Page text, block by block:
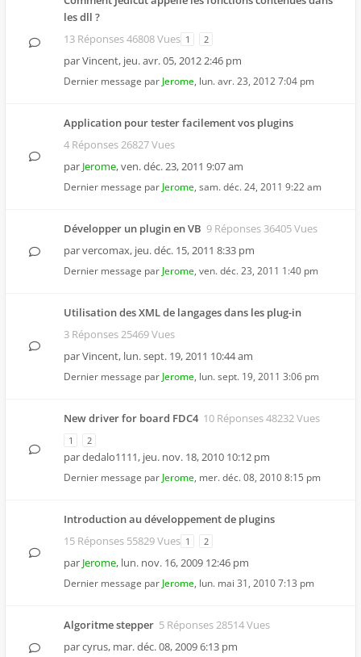
les dll ?
13 Réponses 46808 Vues 1 2
parVincent, jeu. avr. 05, 2012 2:46 pm
Dernier message par Jerome, lun. avr. 23, 2012 7:04 pm
Application pour tester facilement vos plugins
4 Réponses 26827 Vues
par Jerome,ven. déc. 23, 2011 9:07 am
Dernier message par Jerome, sam. déc. 24, 2011 9:22 am
Développer un plugin en VB 9 Réponses 36405 Vues
parvercomax, jeu. déc. 15, 2011 8:33 pm
Dernier message par Jerome, ven. déc. 23, 2011 1:40 pm
Utilisation des XML de langages dans les plug-in
3 Réponses 25469 Vues
parVincent, lun. sept. 19, 2011 10:44 am
Dernier message par Jerome, lun. sept. 19, 2011 3:06 pm
New driver for board FDC4 10 Réponses 48232 Vues
1 2
pardedalo1111, jeu. nov. 18, 2010 10:12 pm
Dernier message par Jerome, mer. déc. 08, 2010 8:15 pm
Introduction au développement de plugins
15 Réponses 55829 Vues 1 2
par Jerome, lun. nov. 16, 2009 12:46 pm
Dernier message par Jerome, lun. mai 31, 2010 7:13 pm
Algoritme stepper 5 Réponses 28514 Vues
parcyrus, mar. déc. 08, 2009 6:13 pm